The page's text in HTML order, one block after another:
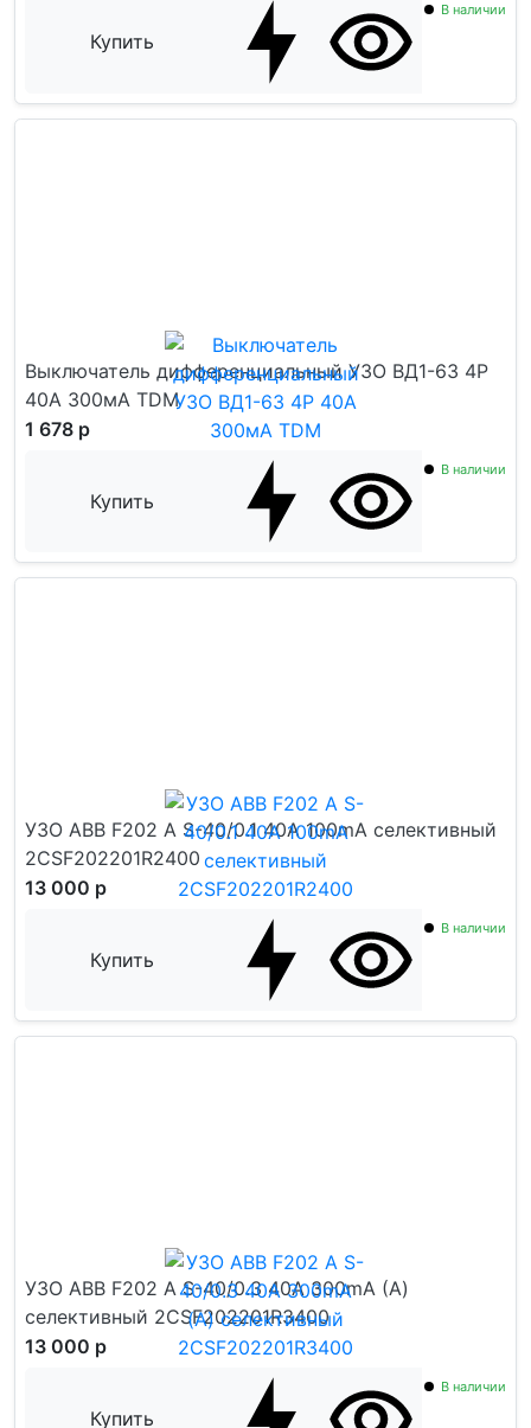
Купить
В наличии
Выключатель дифференциальный УЗО ВД1-63 4Р
40А 300мА TDM
1 678 р
Купить
В наличии
УЗО ABB F202 A S-40/0.1 40А 100mA селективный
2CSF202201R2400
13 000 р
Купить
В наличии
УЗО ABB F202 A S-40/0.3 40А 300mA (А)
селективный 2CSF202201R3400
13 000 р
Купить
В наличии